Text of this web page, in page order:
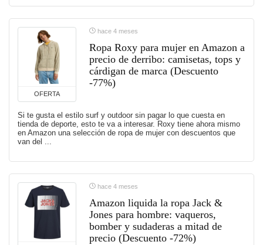
OFERTA
hace 4 meses
Ropa Roxy para mujer en Amazon a
precio de derribo: camisetas, tops y
cárdigan de marca (Descuento
-77%)
Si te gusta el estilo surf y outdoor sin pagar lo que cuesta en
tienda de deporte, esto te va a interesar. Roxy tiene ahora mismo
en Amazon una selección de ropa de mujer con descuentos que
van del ...
hace 4 meses
Amazon liquida la ropa Jack &
Jones para hombre: vaqueros,
bomber y sudaderas a mitad de
precio (Descuento -72%)